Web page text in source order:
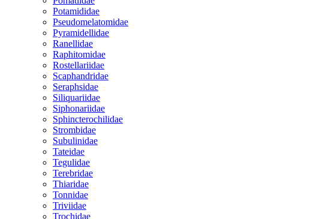
Potamididae
Pseudomelatomidae
Pyramidellidae
Ranellidae
Raphitomidae
Rostellariidae
Scaphandridae
Seraphsidae
Siliquariidae
Siphonariidae
Sphincterochilidae
Strombidae
Subulinidae
Tateidae
Tegulidae
Terebridae
Thiaridae
Tonnidae
Triviidae
Trochidae